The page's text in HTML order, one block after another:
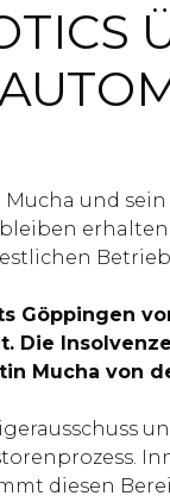
Mucha und
erhalten
Göppingen
Die
Mucha von
diesen